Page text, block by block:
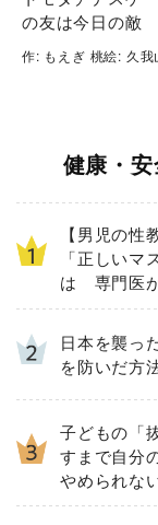
の友は今日の敵
作: もえぎ 桃絵: 久我
健康・
【男児の
「正しいマ
は 専門医
日本を襲っ
を防いだ方
子どもの「
すまで自分
やめられな
神科医が解